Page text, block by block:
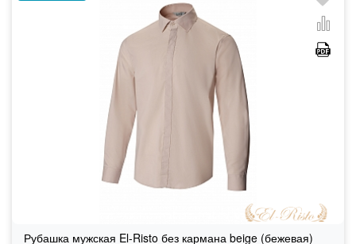
Рубашка мужская El-Risto без кармана beige (бежевая)